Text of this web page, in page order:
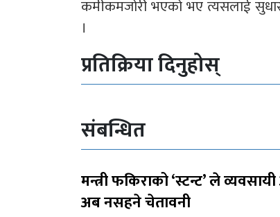
कमीकमजोरी भएको भए त्यसलाई
।
प्रतिक्रिया दिनुहोस्
संबन्धित
मन्त्री फकिराको ‘स्टन्ट’ ले
अब नसहने चेतावनी